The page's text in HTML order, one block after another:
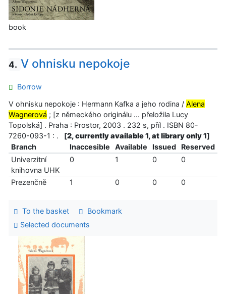
book
4. V ohnisku nepokoje
Borrow
V ohnisku nepokoje : Hermann Kafka a jeho rodina / Alena
Wagnerová ; [z německého originálu ... přeložila Lucy
Topolská] . Praha : Prostor, 2003 . 232 s, příl . ISBN 80-
7260-093-1 : .
[2, currently available 1, at library only 1]
Branch
Inaccesible Available Issued
Reserved
Univerzitní
knihovna UHK
0 1 0 0
Prezenčně 1 0 0 0
To the basket
Bookmark
Selected documents